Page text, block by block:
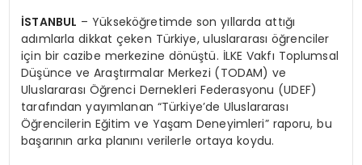
İSTANBUL – Yükseköğretimde son yıllarda attığı
adımlarla dikkat çeken Türkiye, uluslararası öğrenciler
için bir cazibe merkezine dönüştü. İLKE Vakfı Toplumsal
Düşünce ve Araştırmalar Merkezi (TODAM) ve
Uluslararası Öğrenci Dernekleri Federasyonu (UDEF)
tarafından yayımlanan “Türkiye’de Uluslararası
Öğrencilerin Eğitim ve Yaşam Deneyimleri” raporu, bu
başarının arka planını verilerle ortaya koydu.